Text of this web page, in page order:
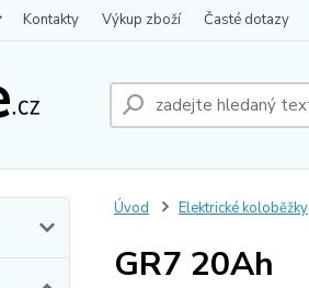
Kontakty Výkup zboží Časté dotazy
Úvod Elektrické koloběžky
GR7 20Ah